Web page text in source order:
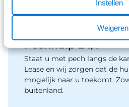
Instellen
Weigeren
Pechhulp 24/7
Staat u met pech langs de
Lease en wij zorgen dat de
mogelijk naar u toekomt.
buitenland.